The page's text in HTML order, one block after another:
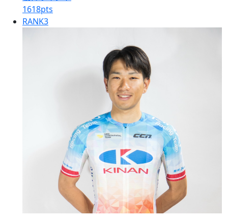
1618pts
RANK3